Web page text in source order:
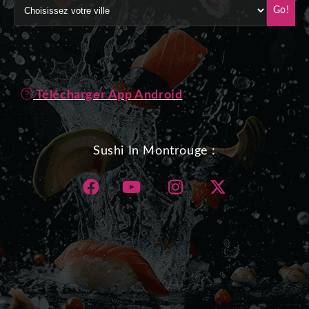
Go!
Télécharger App Android
Sushi In Montrouge :